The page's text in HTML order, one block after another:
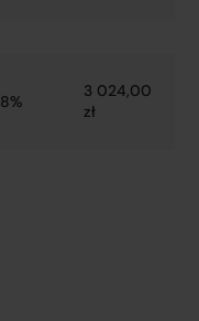
8%
3 024,00
zł